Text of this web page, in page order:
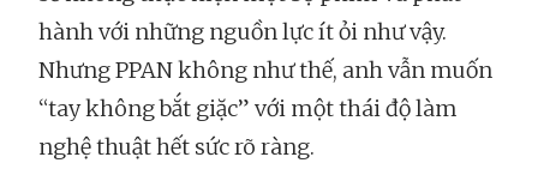
hành với những nguồn lực ít ỏi như vậy.
Nhưng PPAN không như thế, anh vẫn muốn
“tay không bắt giặc” với một thái độ làm
nghệ thuật hết sức rõ ràng.